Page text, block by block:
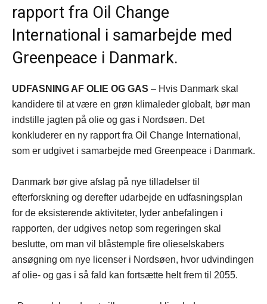
rapport fra Oil Change
International i samarbejde med
Greenpeace i Danmark.
UDFASNING AF OLIE OG GAS – Hvis Danmark skal
kandidere til at være en grøn klimaleder globalt, bør man
indstille jagten på olie og gas i Nordsøen. Det
konkluderer en ny rapport fra Oil Change International,
som er udgivet i samarbejde med Greenpeace i Danmark.
Danmark bør give afslag på nye tilladelser til
efterforskning og derefter udarbejde en udfasningsplan
for de eksisterende aktiviteter, lyder anbefalingen i
rapporten, der udgives netop som regeringen skal
beslutte, om man vil blåstemple fire olieselskabers
ansøgning om nye licenser i Nordsøen, hvor udvindingen
af olie- og gas i så fald kan fortsætte helt frem til 2055.